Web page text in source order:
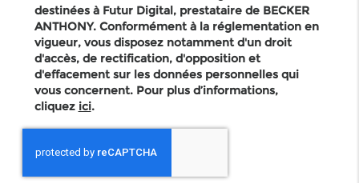
destinées à Futur Digital, prestataire de BECKER
ANTHONY. Conformément à la réglementation en
vigueur, vous disposez notamment d'un droit
d'accès, de rectification, d'opposition et
d'effacement sur les données personnelles qui
vous concernent. Pour plus d’informations,
cliquez ici.